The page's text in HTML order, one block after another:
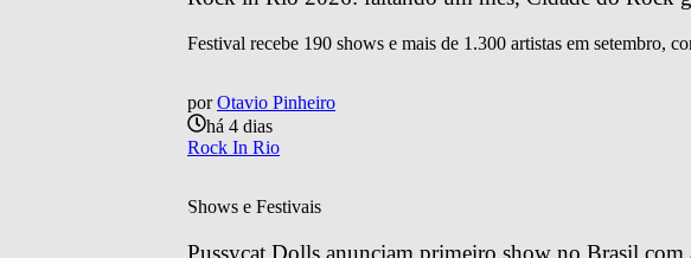
Festival recebe 190 shows e mais de 1.300 artistas em setembro,
por Otavio Pinheiro
há 4 dias
Rock In Rio
Shows e Festivais
Pussycat Dolls anunciam primeiro show no Brasil